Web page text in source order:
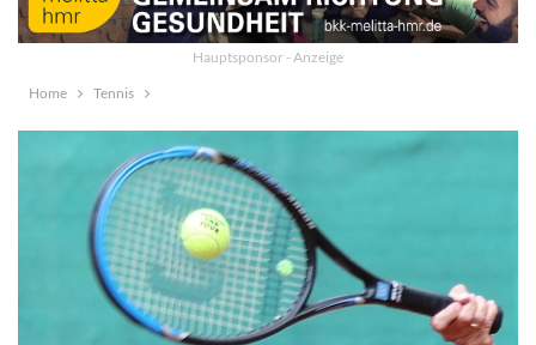
Hauptsponsor - Anzeige
Home
Tennis